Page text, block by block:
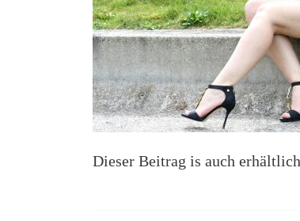
Dieser Beitrag is auch